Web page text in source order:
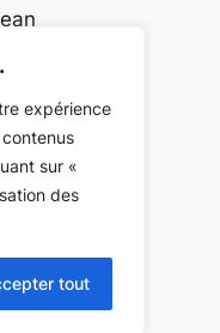
expérience
sur «
des
tout
36